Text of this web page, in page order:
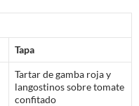
Tapa
Tartar de gamba roja y
langostinos sobre tomate
confitado